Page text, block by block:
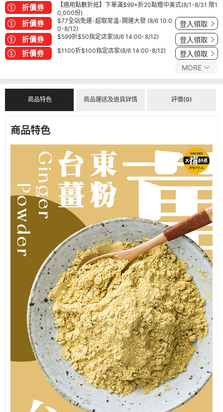
折價券
【適用點數折抵】下單滿$99+折20點贈中美式(8/1-8/31 限1
0,000份)
折價券
$77全站免運-超取常溫-開運大發 (8/6 10:0
0-8/12)
登入領取
折價券 $599折$50指定店家(8/6 14:00-8/12) 登入領取
折價券 $1100折$100指定店家(8/6 14:00-8/12) 登入領取
MORE
商品特色 商品運送及退貨詳情 評價(0)
商品特色